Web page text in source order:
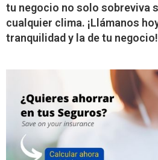
tu negocio no solo sobreviva
cualquier clima. ¡Llámanos
tranquilidad y la de tu negocio!